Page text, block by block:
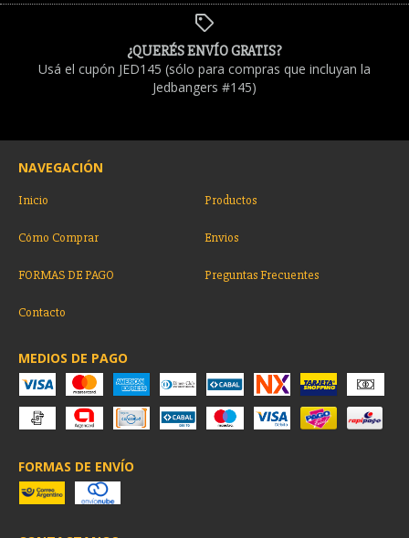
¿QUERÉS ENVÍO GRATIS?
Usá el cupón JED145 (sólo para compras que incluyan la
Jedbangers #145)
NAVEGACIÓN
Inicio Productos
Cómo Comprar Envios
FORMAS DE PAGO Preguntas Frecuentes
Contacto
MEDIOS DE PAGO
FORMAS DE ENVÍO